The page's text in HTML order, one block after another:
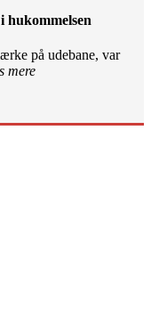
hukommelsen
på udebane, var
mere